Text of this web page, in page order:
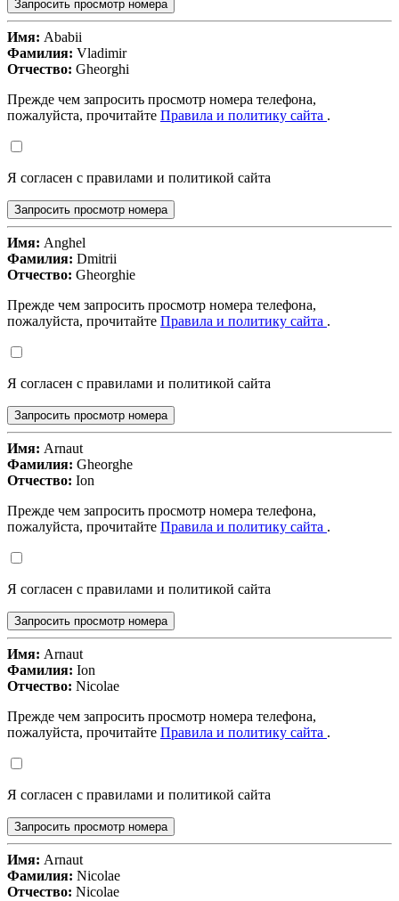
Запросить просмотр номера
Имя: Ababii
Фамилия: Vladimir
Отчество: Gheorghi
Прежде чем запросить просмотр номера телефона,
пожалуйста, прочитайте Правила и политику сайта .
Я согласен с правилами и политикой сайта
Запросить просмотр номера
Имя: Anghel
Фамилия: Dmitrii
Отчество: Gheorghie
Прежде чем запросить просмотр номера телефона,
пожалуйста, прочитайте Правила и политику сайта .
Я согласен с правилами и политикой сайта
Запросить просмотр номера
Имя: Arnaut
Фамилия: Gheorghe
Отчество: Ion
Прежде чем запросить просмотр номера телефона,
пожалуйста, прочитайте Правила и политику сайта .
Я согласен с правилами и политикой сайта
Запросить просмотр номера
Имя: Arnaut
Фамилия: Ion
Отчество: Nicolae
Прежде чем запросить просмотр номера телефона,
пожалуйста, прочитайте Правила и политику сайта .
Я согласен с правилами и политикой сайта
Запросить просмотр номера
Имя: Arnaut
Фамилия: Nicolae
Отчество: Nicolae